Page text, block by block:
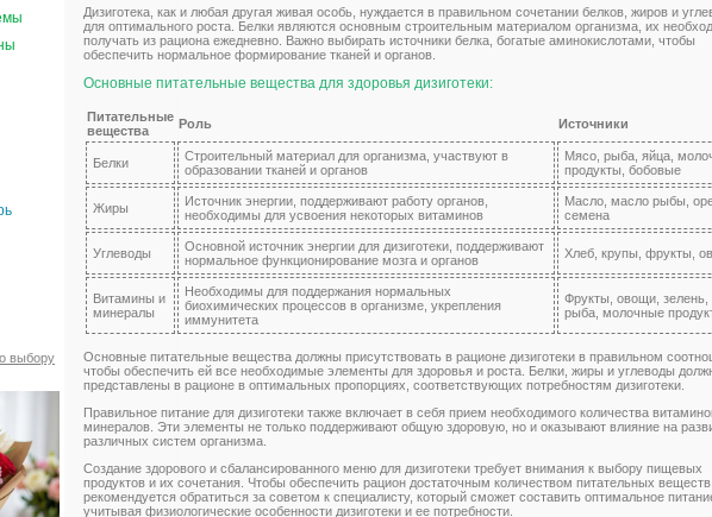
выбору
Дизиготека, как и любая другая живая особь, нуждается в правильном сочетании белков, жиров и
для оптимального роста. Белки являются основным строительным материалом организма, их
получать из рациона ежедневно. Важно выбирать источники белка, богатые аминокислотами, чтобы
обеспечить нормальное формирование тканей и органов.
Основные питательные вещества для здоровья дизиготеки:
Питательные
вещества
Роль Источники
Белки
Строительный материал для организма, участвуют в
образовании тканей и органов
Мясо, рыба, яйца,
продукты, бобовые
Жиры
Источник энергии, поддерживают работу органов,
необходимы для усвоения некоторых витаминов
Масло, масло рыбы,
семена
Углеводы
Основной источник энергии для дизиготеки, поддерживают
нормальное функционирование мозга и органов
Хлеб, крупы, фрукты,
Витамины и
минералы
Необходимы для поддержания нормальных
биохимических процессов в организме, укрепления
иммунитета
Фрукты, овощи, зелень,
рыба, молочные
Основные питательные вещества должны присутствовать в рационе дизиготеки в правильном
чтобы обеспечить ей все необходимые элементы для здоровья и роста. Белки, жиры и углеводы
представлены в рационе в оптимальных пропорциях, соответствующих потребностям дизиготеки.
Правильное питание для дизиготеки также включает в себя прием необходимого количества
минералов. Эти элементы не только поддерживают общую здоровую, но и оказывают влияние на
различных систем организма.
Создание здорового и сбалансированного меню для дизиготеки требует внимания к выбору пищевых
продуктов и их сочетания. Чтобы обеспечить рацион достаточным количеством питательных веществ,
рекомендуется обратиться за советом к специалисту, который сможет составить оптимальное
учитывая физиологические особенности дизиготеки и ее потребности.